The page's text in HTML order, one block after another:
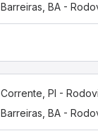
Barreiras, BA -
Corrente, PI -
Barreiras, BA -